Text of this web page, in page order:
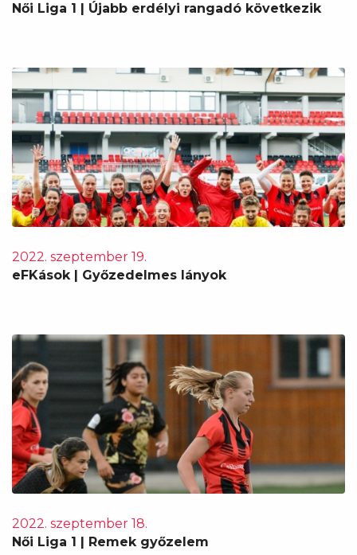
Női Liga 1 | Újabb erdélyi rangadó következik
2022. szeptember 19.
eFKások | Győzedelmes lányok
2022. szeptember 18.
Női Liga 1 | Remek győzelem